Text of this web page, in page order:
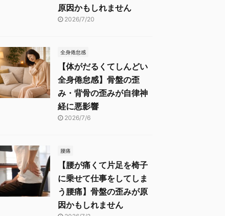
原因かもしれません
2026/7/20
全身倦怠感
【体がだるくてしんどい
全身倦怠感】骨盤の歪
み・背骨の歪みが自律神
経に悪影響
2026/7/6
腰痛
【腰が痛くて片足を椅子
に乗せて仕事をしてしま
う腰痛】骨盤の歪みが原
因かもしれません